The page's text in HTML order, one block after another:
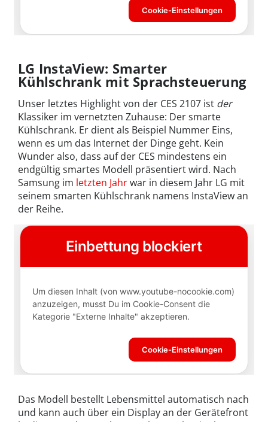
LG InstaView: Smarter
Kühlschrank mit Sprachsteuerung
Unser letztes Highlight von der CES 2107 ist der
Klassiker im vernetzten Zuhause: Der smarte
Kühlschrank. Er dient als Beispiel Nummer Eins,
wenn es um das Internet der Dinge geht. Kein
Wunder also, dass auf der CES mindestens ein
endgültig smartes Modell präsentiert wird. Nach
Samsung im letzten Jahrwar in diesem Jahr LG mit
seinem smarten Kühlschrank namens InstaView an
der Reihe.
Das Modell bestellt Lebensmittel automatisch nach
und kann auch über ein Display an der Gerätefront